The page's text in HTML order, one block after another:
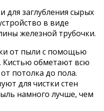
для заглубления сырых
в виде
железной трубочки.
от пыли с помощью
Кистью обметают всю
потолка до пола.
для чистки стен
намного лучше, чем